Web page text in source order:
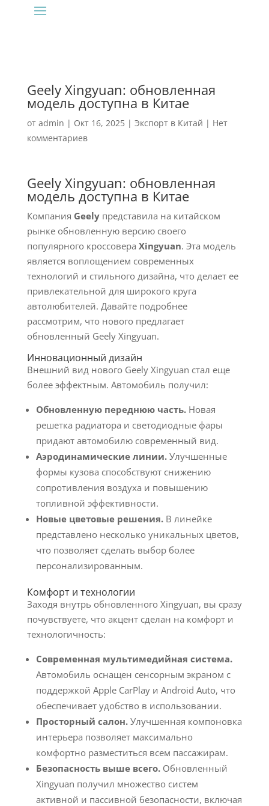
Geely Xingyuan: обновленная
модель доступна в Китае
от admin | Окт 16, 2025| Экспорт в Китай | Нет
комментариев
Geely Xingyuan: обновленная
модель доступна в Китае
Компания Geelyпредставила на китайском
рынке обновленную версию своего
популярного кроссовера Xingyuan. Эта модель
является воплощением современных
технологий и стильного дизайна, что делает ее
привлекательной для широкого круга
автолюбителей. Давайте подробнее
рассмотрим, что нового предлагает
обновленный Geely Xingyuan.
Инновационный дизайн
Внешний вид нового Geely Xingyuan стал еще
более эффектным. Автомобиль получил:
Обновленную переднюю часть.Новая
решетка радиатора и светодиодные фары
придают автомобилю современный вид.
Аэродинамические линии.Улучшенные
формы кузова способствуют снижению
сопротивления воздуха и повышению
топливной эффективности.
Новые цветовые решения.В линейке
представлено несколько уникальных цветов,
что позволяет сделать выбор более
персонализированным.
Комфорт и технологии
Заходя внутрь обновленного Xingyuan, вы сразу
почувствуете, что акцент сделан на комфорт и
технологичность:
Современная мультимедийная система.
Автомобиль оснащен сенсорным экраном с
поддержкой Apple CarPlay и Android Auto, что
обеспечивает удобство в использовании.
Просторный салон.Улучшенная компоновка
интерьера позволяет максимально
комфортно разместиться всем пассажирам.
Безопасность выше всего.Обновленный
Xingyuan получил множество систем
активной и пассивной безопасности, включая